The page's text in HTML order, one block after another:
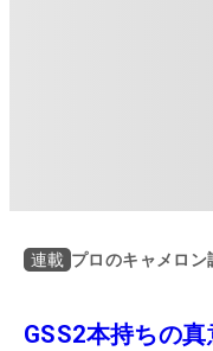
連載 プロのキャメロン
GSS2本持ちの